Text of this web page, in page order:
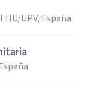
UPV, España